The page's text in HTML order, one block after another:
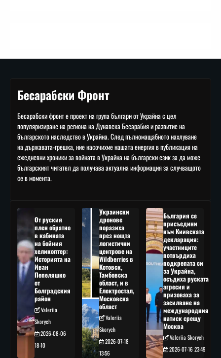
Бесарабски Фронт
Бесарабски фронт е проект на група българи от Украйна с цел
популяризиране на региона на Дунавска Бесарабия и развитие на
българското наследство в Украйна. След пълномащабното нахлуване
на държавата-грешка, ние насочихме нашата енергия в публикация на
ежедневни хроники за войната в Украйна на български език за да може
българският читател да получава актуална информация за случващото
се в момента.
От руския
плен обратно
в кабината
на бойния
хеликоптер:
Историята на
Иван
Пепеляшко
от
Болградския
район
Valeriia
Skorych
2026-08-06
18:10
Украински
дронове
поразиха
през нощта
логистични
центрове на
Wildberries в
Котовск,
Тамбовска
област, и в
Електростал,
Московска
област
Valeriia
Skorych
2026-07-18
13:56
България се
присъедини
към Киивската
декларация:
участниците
потвърдиха
подкрепата си
за Украйна,
осъдиха руската
агресия и
призоваха за
засилване на
международния
натиск срещу
Москва
Valeriia Skorych
2026-07-16 23:49